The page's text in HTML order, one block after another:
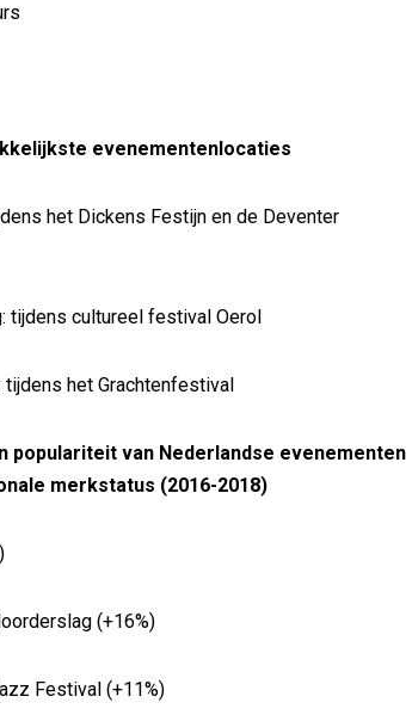
evenementenlocaties
het Dickens Festijn en de Deventer
tijdens cultureel festival Oerol
tijdens het Grachtenfestival
populariteit van Nederlandse evenementen
merkstatus (2016-2018)
(+16%)
Festival (+11%)